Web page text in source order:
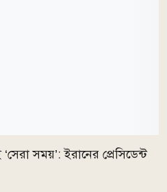
সময়’: ইরানের প্রেসিডেন্ট